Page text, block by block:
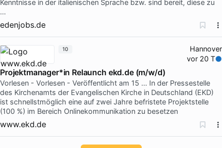
Kenntnisse in der italienischen Sprache bzw. sind bereit, diese zu
…
edenjobs.de
Hannover
vor 20 T
Projektmanager*in Relaunch ekd.de (m/w/d)
Vorlesen - Vorlesen - Veröffentlicht am 15 … In der Pressestelle
des Kirchenamts der Evangelischen Kirche in Deutschland (EKD)
ist schnellstmöglich eine auf zwei Jahre befristete Projektstelle
(100 %) im Bereich Onlinekommunikation zu besetzen
www.ekd.de
10